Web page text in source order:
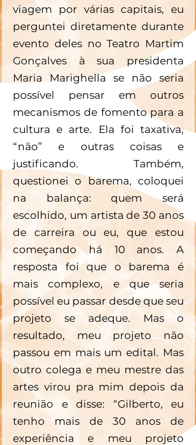
viagem por várias capitais, eu
perguntei diretamente durante
evento deles no Teatro Martim
Gonçalves à sua presidenta
Maria Marighella se não seria
possível pensar em outros
mecanismos de fomento para a
cultura e arte. Ela foi taxativa,
“não” e outras coisas e
justificando. Também,
questionei o barema, coloquei
na balança: quem será
escolhido, um artista de 30 anos
de carreira ou eu, que estou
começando há 10 anos. A
resposta foi que o barema é
mais complexo, e que seria
possível eu passar desde que seu
projeto se adeque. Mas o
resultado, meu projeto não
passou em mais um edital. Mas
outro colega e meu mestre das
artes virou pra mim depois da
reunião e disse: “Gilberto, eu
tenho mais de 30 anos de
experiência e meu projeto